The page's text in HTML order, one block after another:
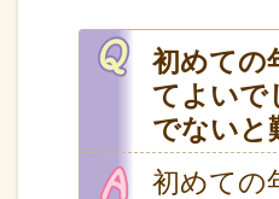
初めての
てよい
でないと
初めての